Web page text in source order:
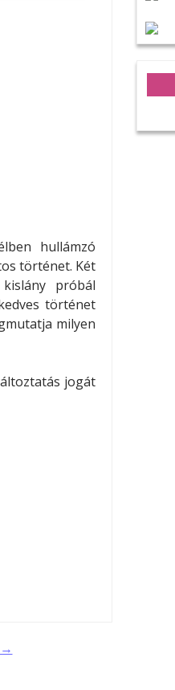
hullámzó
történet. Két
próbál
történet
milyen
jogát
→